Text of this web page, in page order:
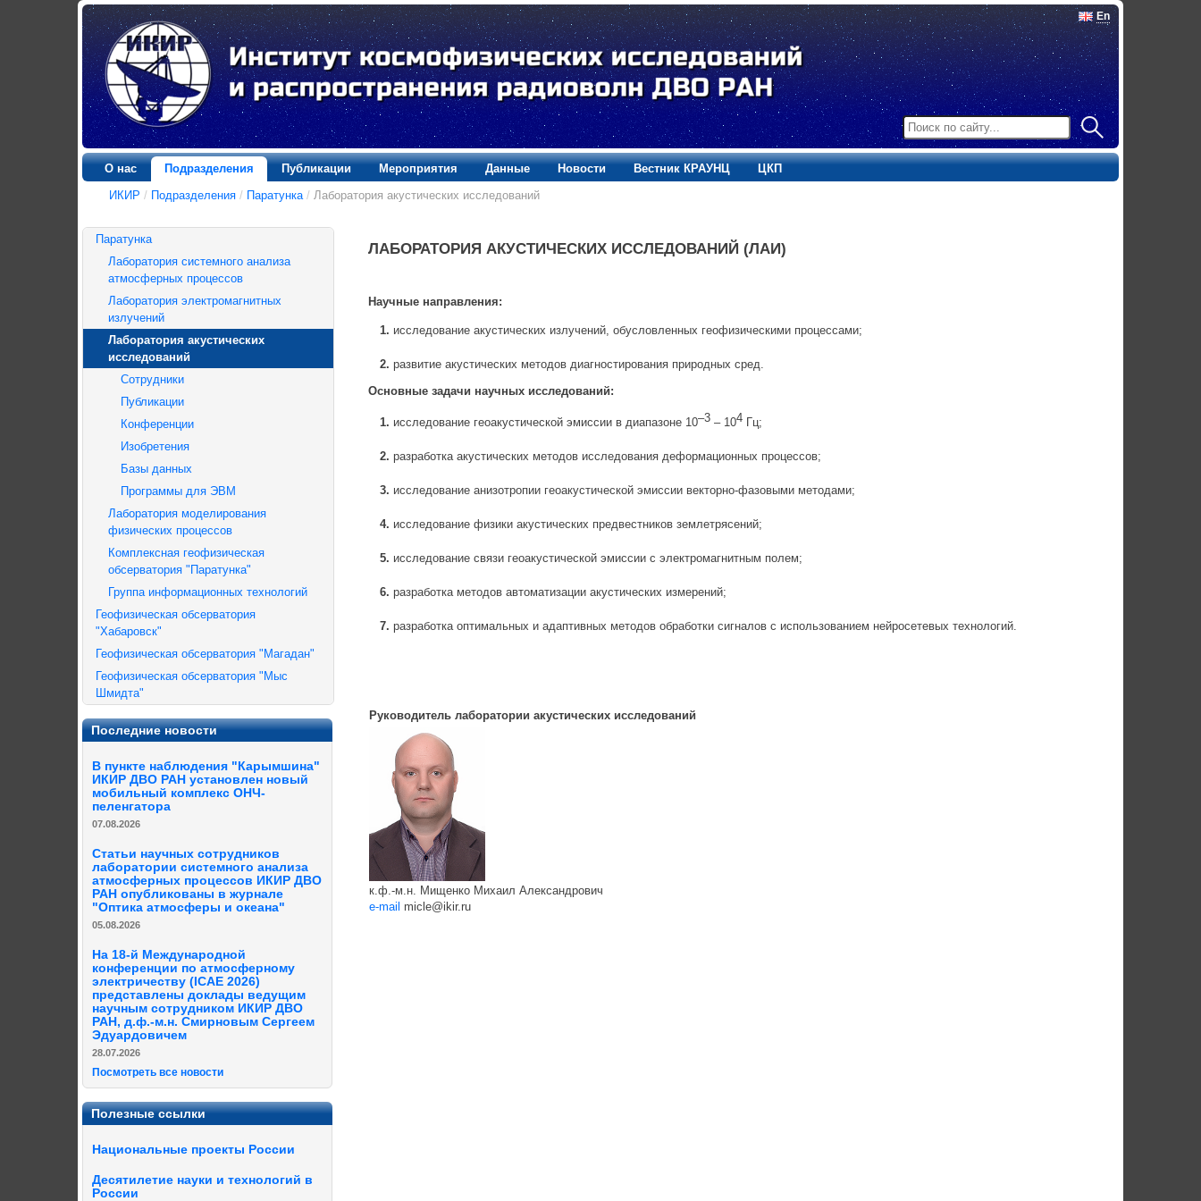
En
О нас Подразделения Публикации Мероприятия Данные Новости Вестник КРАУНЦ
ЦКП
ИКИР / Подразделения / Паратунка / Лаборатория акустических исследований
Паратунка
Лаборатория системного анализа
атмосферных процессов
Лаборатория электромагнитных
излучений
Лаборатория акустических
исследований
Сотрудники
Публикации
Конференции
Изобретения
Базы данных
Программы для ЭВМ
Лаборатория моделирования
физических процессов
Комплексная геофизическая
обсерватория "Паратунка"
Группа информационных технологий
Геофизическая обсерватория
"Хабаровск"
Геофизическая обсерватория "Магадан"
Геофизическая обсерватория "Мыс
Шмидта"
Последние новости
В пункте наблюдения "Карымшина"
ИКИР ДВО РАН установлен новый
мобильный комплекс ОНЧ-
пеленгатора
07.08.2026
Статьи научных сотрудников
лаборатории системного анализа
атмосферных процессов ИКИР ДВО
РАН опубликованы в журнале
"Оптика атмосферы и океана"
05.08.2026
На 18-й Международной
конференции по атмосферному
электричеству (ICAE 2026)
представлены доклады ведущим
научным сотрудником ИКИР ДВО
РАН, д.ф.-м.н. Смирновым Сергеем
Эдуардовичем
28.07.2026
Посмотреть все новости
Полезные ссылки
Национальные проекты России
Десятилетие науки и технологий в
России
ЛАБОРАТОРИЯ АКУСТИЧЕСКИХ ИССЛЕДОВАНИЙ (ЛАИ)
Научные направления:
1. исследование акустических излучений, обусловленных геофизическими процессами;
2. развитие акустических методов диагностирования природных сред.
Основные задачи научных исследований:
1. исследование геоакустической эмиссии в диапазоне 10–3– 104Гц;
2. разработка акустических методов исследования деформационных процессов;
3. исследование анизотропии геоакустической эмиссии векторно-фазовыми методами;
4. исследование физики акустических предвестников землетрясений;
5. исследование связи геоакустической эмиссии с электромагнитным полем;
6. разработка методов автоматизации акустических измерений;
7. разработка оптимальных и адаптивных методов обработки сигналов с использованием нейросетевых технологий.
Руководитель лаборатории акустических исследований
к.ф.-м.н. Мищенко Михаил Александрович
e-mail micle@ikir.ru